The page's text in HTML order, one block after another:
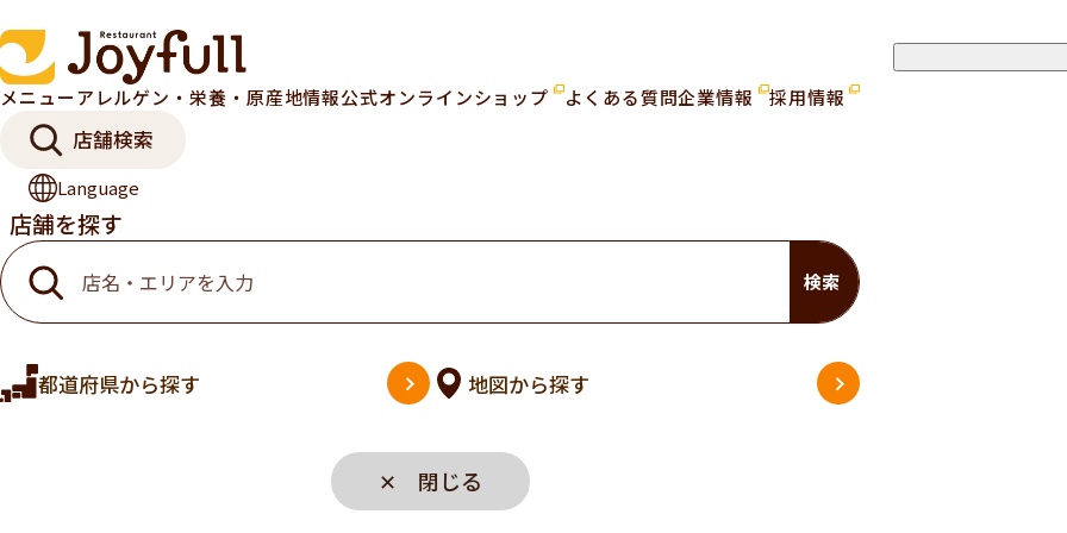
メニューアレルゲン・栄養・原産地情報公式オンラインショップ よくある質問企業情報 採用情報
店舗検索
Language
店舗を探す
検索
都道府県から探す 地図から探す
✕ 閉じる